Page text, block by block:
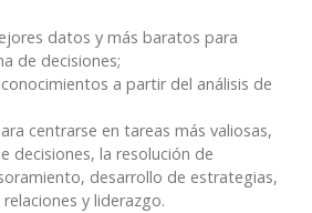
datos y más baratos para
de decisiones;
a partir del análisis de
centrarse en tareas más valiosas,
decisiones, la resolución de
desarrollo de estrategias,
y liderazgo.